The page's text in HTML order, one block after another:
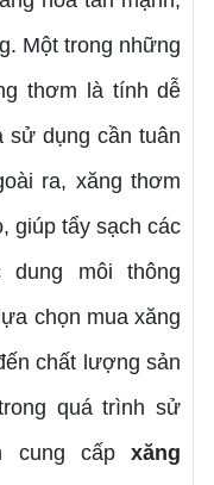
Một trong những
thơm là tính dễ
sử dụng cần tuân
ra, xăng thơm
giúp tẩy sạch các
môi thông
chọn mua xăng
chất lượng sản
quá trình sử
cung cấpxăng